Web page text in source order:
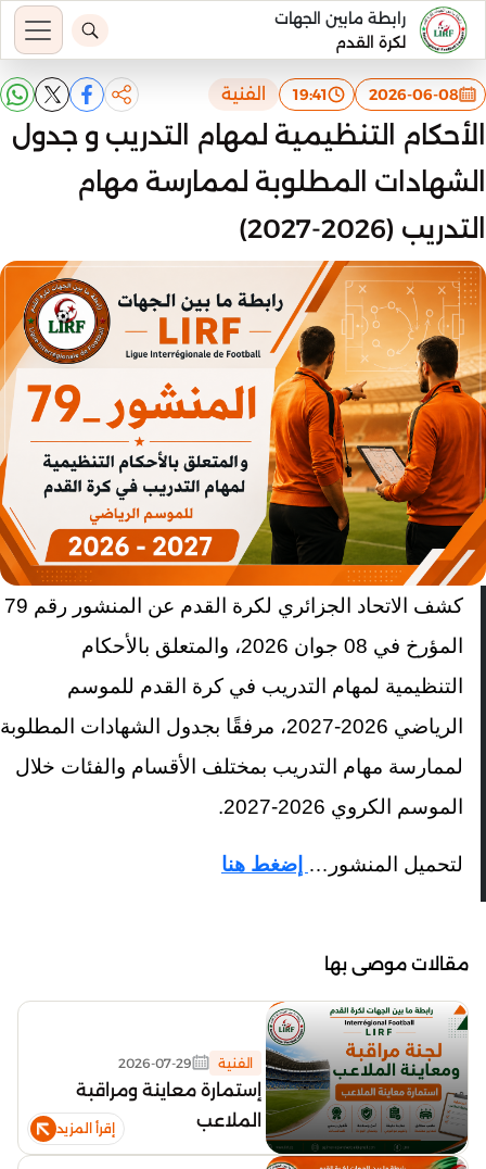
رابطة مابين الجهات
لكرة القدم
2026-06-08
19:41 الفنية
الأحكام التنظيمية لمهام التدريب و جدول
الشهادات المطلوبة لممارسة مهام
التدريب (2026-2027)
كشف الاتحاد الجزائري لكرة القدم عن المنشور رقم 79
المؤرخ في 08 جوان 2026، والمتعلق بالأحكام
التنظيمية لمهام التدريب في كرة القدم للموسم
الرياضي 2026-2027، مرفقًا بجدول الشهادات المطلوبة
لممارسة مهام التدريب بمختلف الأقسام والفئات خلال
الموسم الكروي 2026-2027.
لتحميل المنشور … إضغط هنا
مقالات موصى بها
إستمارة معاينة ومراقبة
الملاعب
2026-07-29 الفنية
إقرأ المزيد